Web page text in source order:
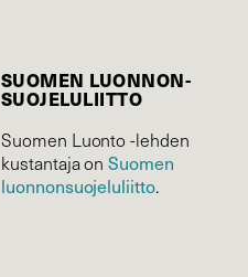
SUOMEN LUONNON­
SUOJELU­LIITTO
Suomen Luonto -lehden
kustantaja onSuomen
luonnonsuojelu­liitto.